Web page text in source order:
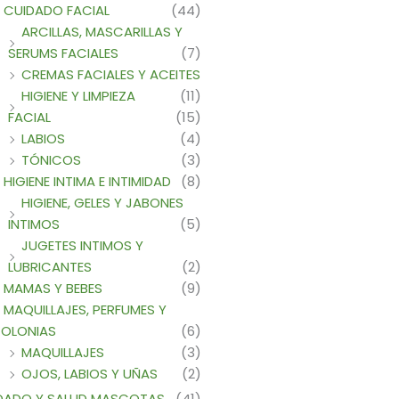
CUIDADO FACIAL
(44)
ARCILLAS, MASCARILLAS Y
SERUMS FACIALES
(7)
CREMAS FACIALES Y ACEITES
(11)
HIGIENE Y LIMPIEZA
FACIAL
(15)
LABIOS
(4)
TÓNICOS
(3)
HIGIENE INTIMA E INTIMIDAD
(8)
HIGIENE, GELES Y JABONES
INTIMOS
(5)
JUGETES INTIMOS Y
LUBRICANTES
(2)
MAMAS Y BEBES
(9)
MAQUILLAJES, PERFUMES Y
(6)
MAQUILLAJES
(3)
OJOS, LABIOS Y UÑAS
(2)